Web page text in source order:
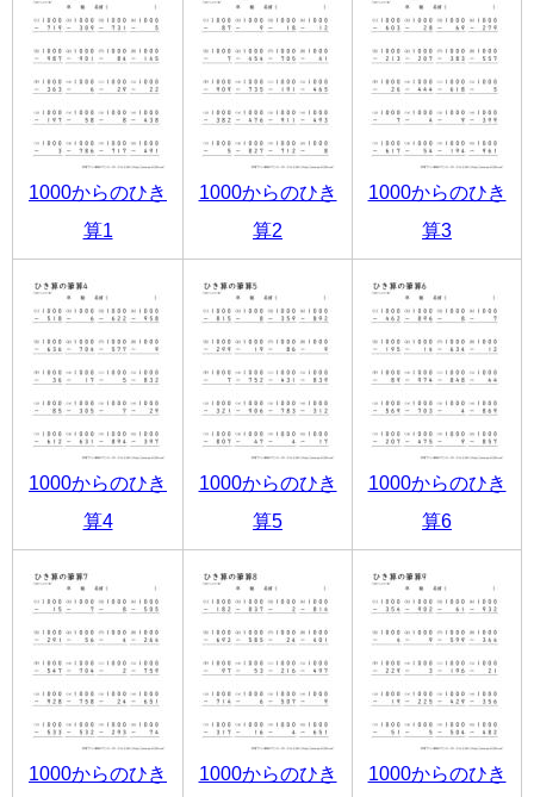
1000からのひき
算1
1000からのひき
算2
1000からのひき
算3
1000からのひき
算4
1000からのひき
算5
1000からのひき
算6
1000からのひき
1000からのひき
1000からのひき